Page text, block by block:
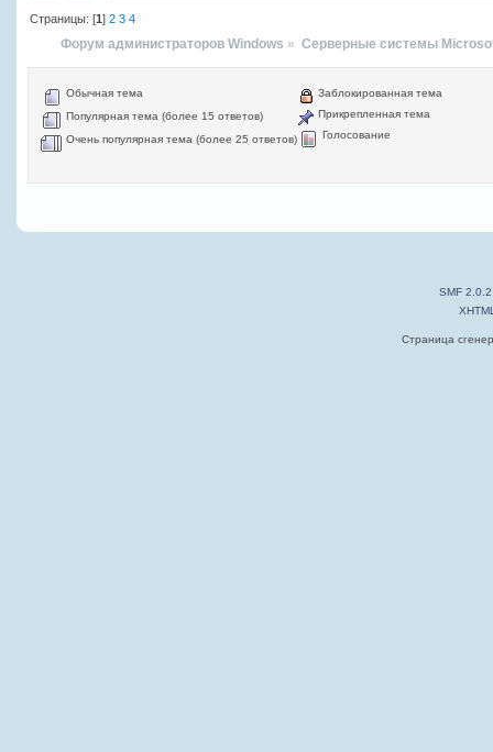
Страницы: [1]2 3 4
Форум администраторов Windows » Серверные системы
Обычная тема
Популярная тема (более 15 ответов)
Очень популярная тема (более 25 ответов)
Заблокированная тема
Прикрепленная тема
Голосование
SMF 2.0.2
Страница